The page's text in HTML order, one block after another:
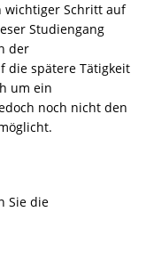
wichtiger Schritt auf
Studiengang
der
die spätere Tätigkeit
um ein
noch nicht den
Sie die